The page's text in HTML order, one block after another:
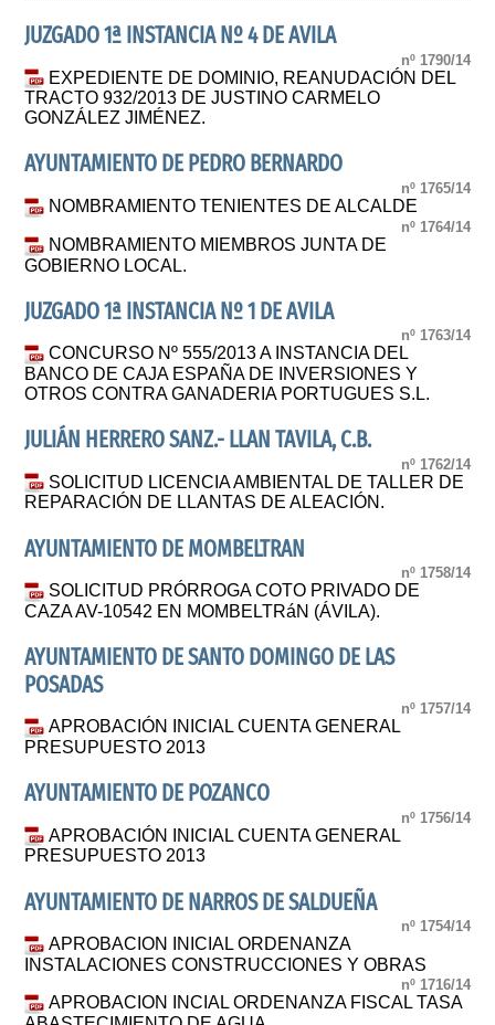
JUZGADO 1ª INSTANCIA Nº 4 DE AVILA
nº 1790/14
EXPEDIENTE DE DOMINIO, REANUDACIÓN DEL
TRACTO 932/2013 DE JUSTINO CARMELO
GONZÁLEZ JIMÉNEZ.
AYUNTAMIENTO DE PEDRO BERNARDO
nº 1765/14
NOMBRAMIENTO TENIENTES DE ALCALDE
nº 1764/14
NOMBRAMIENTO MIEMBROS JUNTA DE
GOBIERNO LOCAL.
JUZGADO 1ª INSTANCIA Nº 1 DE AVILA
nº 1763/14
CONCURSO Nº 555/2013 A INSTANCIA DEL
BANCO DE CAJA ESPAÑA DE INVERSIONES Y
OTROS CONTRA GANADERIA PORTUGUES S.L.
JULIÁN HERRERO SANZ.- LLAN TAVILA, C.B.
nº 1762/14
SOLICITUD LICENCIA AMBIENTAL DE TALLER DE
REPARACIÓN DE LLANTAS DE ALEACIÓN.
AYUNTAMIENTO DE MOMBELTRAN
nº 1758/14
SOLICITUD PRÓRROGA COTO PRIVADO DE
CAZA AV-10542 EN MOMBELTRáN (ÁVILA).
AYUNTAMIENTO DE SANTO DOMINGO DE LAS
POSADAS
nº 1757/14
APROBACIÓN INICIAL CUENTA GENERAL
PRESUPUESTO 2013
AYUNTAMIENTO DE POZANCO
nº 1756/14
APROBACIÓN INICIAL CUENTA GENERAL
PRESUPUESTO 2013
AYUNTAMIENTO DE NARROS DE SALDUEÑA
nº 1754/14
APROBACION INICIAL ORDENANZA
INSTALACIONES CONSTRUCCIONES Y OBRAS
nº 1716/14
APROBACION INCIAL ORDENANZA FISCAL TASA